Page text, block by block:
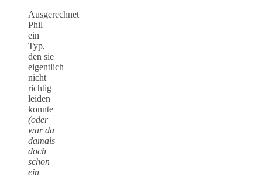
Ausgerechnet
Phil –
ein
Typ,
den sie
eigentlich
nicht
richtig
leiden
konnte
(oder
war da
damals
doch
schon
ein